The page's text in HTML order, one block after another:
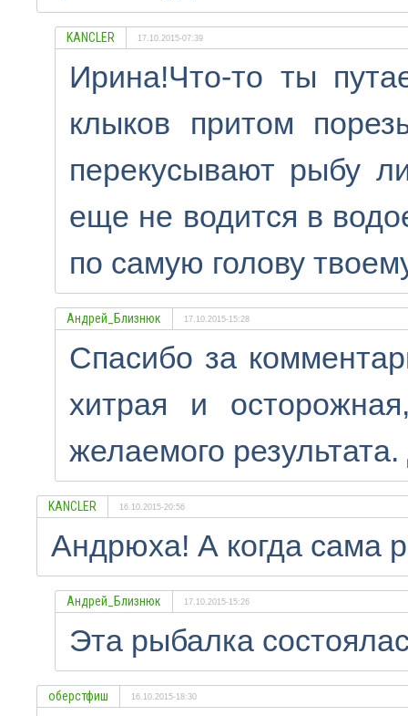
KANCLER 17.10.2015-07:39
Ирина!Что-то ты
клыков притом
перекусывают рыбу
еще не водится в
по самую голову
Андрей_Близнюк 17.10.2015-15:28
Спасибо за
хитрая и
желаемого
KANCLER 16.10.2015-20:56
Андрюха! А когда сама
Андрей_Близнюк 17.10.2015-15:26
Эта рыбалка
оберстфиш 16.10.2015-18:30